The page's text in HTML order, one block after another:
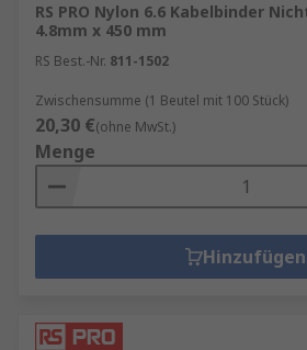
RS PRO Nylon 6.6 Kabelbinder
4.8mm x 450 mm
RS Best.-Nr. 811-1502
Zwischensumme (1 Beutel mit 100 Stück)
20,30 €(ohne MwSt.)
Menge
Hinzufügen